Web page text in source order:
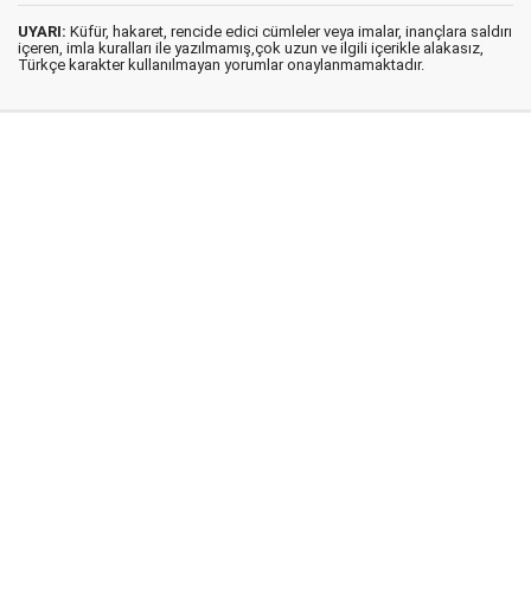
UYARI: Küfür, hakaret, rencide edici cümleler veya imalar, inançlara saldırı
içeren, imla kuralları ile yazılmamış,çok uzun ve ilgili içerikle alakasız,
Türkçe karakter kullanılmayan yorumlar onaylanmamaktadır.